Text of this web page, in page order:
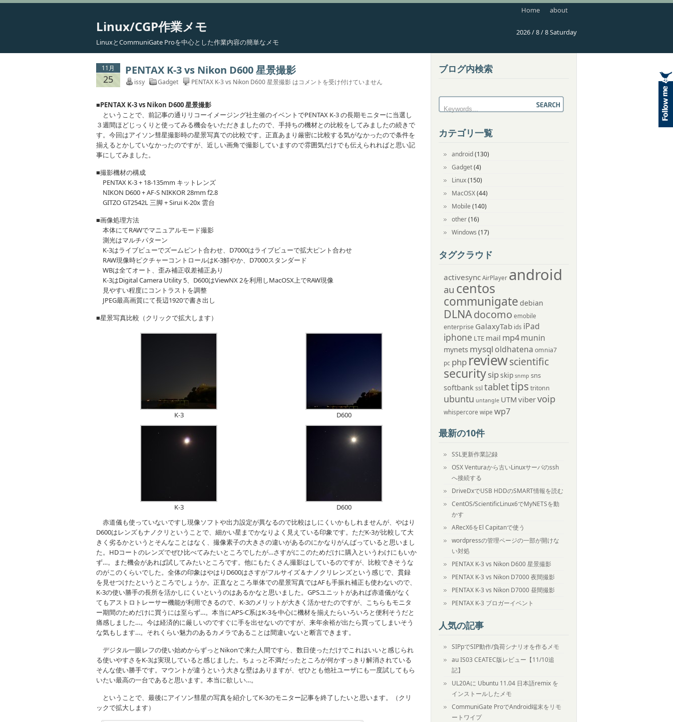
Linux/CGP作業メモ
LinuxとCommuniGate Proを中心とした作業内容の簡単なメモ
Home about
2026 / 8 / 8 Saturday
11月
25
PENTAX K-3 vs Nikon D600 星景撮影
issy Gadget PENTAX K-3 vs Nikon D600 星景撮影 はコメントを受け付けていません
■PENTAX K-3 vs Nikon D600 星景撮影
ということで、前記事の通りリコーイメージング社主催のイベントでPENTAX K-3 の長期モニターに当選し
３週間ほどじっくりと使ってみる機会をいただきましたので、手持ちの機材との比較をしてみましたの続きで
す。今回はアイソン彗星撮影時の星景写真での比較です。正直あまり厳密に比較する気がなかったので条件を
揃えるとかしていなかったのですが、近しい画角で撮影していますので雰囲気だけでも伝えられればと思い記
事にしてみました。
■撮影機材の構成
PENTAX K-3 + 18-135mm キットレンズ
NIKON D600 + AF-S NIKKOR 28mm f2.8
GITZO GT2542L 三脚 + Sirui K-20x 雲台
■画像処理方法
本体にてRAWでマニュアルモード撮影
測光はマルチパターン
K-3はライブビューでズームピント合わせ、D7000はライブビューで拡大ピント合わせ
RAW現像時ピクチャーコントロールはK-3鮮やか、D7000スタンダード
WBは全てオート、歪み補正収差補正あり
K-3はDigital Camera Utility 5、D600はViewNX 2を利用しMacOSX上でRAW現像
見やすい程度にコントラストを調整
JPEG最高画質にて長辺1920で書き出し
■星景写真比較（クリックで拡大します）
K-3 D600
K-3
D600
赤道儀も使っていないですし現像ソフトや出力設定が異なるので比較はしにくいかもしれませんが、やはり
D600はレンズもナノクリということで、細かい星までかなりよく見えている印象です。ただK-3が比較して大
きく劣るかというとそんなことはなく、撮像素子の大きさの違いがあるのにかなりがんばっていると思いまし
た。HDコートのレンズでぜひ比べてみたいところでしたが…さすがにこのためだけに購入というわけにもいか
ず…。また機会があれば試してみたいところです。他にもたくさん撮影はしているのですが、比較できそうな
のがこのくらいでした。全体の印象はやはりD600はさすがフルサイズ＆ナノクリレンズという感じで、貫録
を見せつけたというところでしょうか。正直なところ単体での星景写真ではAFも手振れ補正も使わないので、
K-3の使い勝手の長所を活かしにくいというのはあるかなと思いました。GPSユニットがあれば赤道儀がなく
てもアストロトレーサー機能が利用できるので、K-3のメリットが大きく活かせたのですが、こちらもモニタ
ー期間のためだけに買うには至らず…。本当にAPS-C系はK-3を中心に機材を揃えたらいろいろと便利そうだと
痛感しました…。今は経済的に厳しいのですぐに手を出せないのですが、来年余裕が出たら買ってしまいそう
な気もします…。それくらい魅力のあるカメラであることは間違いないと断言できます。
デジタル一眼レフの使い始めからずっとNikonで来た人間ですら、数日使っただけでこれはいいと感じられ
る使いやすさをK-3は実現していると感じました。ちょっと不満だったところが何かすっきり解消されている
そんな使い勝手です。マウントが違うという大きな壁はありますが、ぜひとも他社ユーザにも一度試してもら
いたい最高の一台であると思います。本当に欲しい…。
ということで、最後にアイソン彗星の写真を紹介してK-3のモニター記事を終了したいと思います。（クリ
ックで拡大します）
ブログ内検索
カテゴリ一覧
android(130)
Gadget(4)
Linux(150)
MacOSX(44)
Mobile (140)
other(16)
Windows (17)
タグクラウド
activesync AirPlayer android
au centos
communigate debian
DLNAdocomo emobile
enterprise GalaxyTab ids iPad
iphone LTE mail mp4munin
mynets mysql oldhatena omnia7
pc php reviewscientific
securitysipskip snmp sns
softbankssl tablettips tritonn
ubuntu untangle UTM vibervoip
whispercore wipe wp7
最新の10件
SSL更新作業記録
OSX Venturaから古いLinuxサーバのssh
へ接続する
DriveDxでUSB HDDのSMART情報を読む
CentOS/ScientificLinux6でMyNETSを動
かす
ARecX6をEl Capitanで使う
wordpressの管理ページの一部が開けな
い対処
PENTAX K-3 vs Nikon D600 星景撮影
PENTAX K-3 vs Nikon D7000 夜間撮影
PENTAX K-3 vs Nikon D7000 昼間撮影
PENTAX K-3 ブロガーイベント
人気の記事
SIPpでSIP動作/負荷シナリオを作るメモ
au IS03 CEATEC版レビュー【11/10追
記】
UL20Aに Ubuntu 11.04 日本語remix を
インストールしたメモ
CommuniGate ProでAndroid端末をリモ
ートワイプ